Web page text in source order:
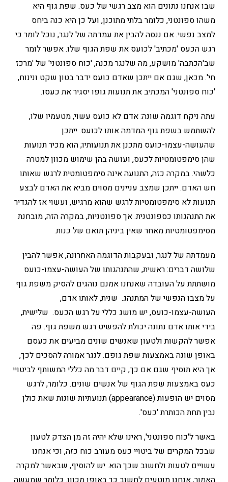
שבו אנחנו נתונים הוא מצב רגשי של כעס. שפת גוף היא
משהו ספונטני, כלומר בלתי מתוכנן, ועל כן היא כנה ביחס
למצב נפשי. אם ננסה להבין את עמדתה של לנגר, נוכל לומר כי
רגש הכעס 'מכתיב' לכועס את שפת הגוף שלו. אפשר לומר
שב'הכתבה' מושקע, מה שלנגר מכנה, 'כוח ספונטני' של 'מרכז
חי'. מכאן, שגם אם ייתכן שאדם כועס ידבר בטון שקט ונינוח,
'כוח ספונטני' המכתיב את תנועות גופו יסגיר את כעסו.
עתה ניקח דוגמה שונה: אדם לא כועס עשוי, מטעמיו שלו,
להשתמש בשפת גוף המדמה אותו לכועס. ייתכן
שהעושה-עצמו-כועס מתכנן את תנועותיו; הוא מכיר תנועות
שהן סימפטומטיות לכעס, ועושה בהן שימוש מכוון למטרה
כלשהי. במקרה כזה, התנועה אינה סימפטומטית לרגש שאותו
חש האדם. ייתכן שמצב עניינים מסוים מביא את האדם לבצע
תנועות לא סימפטומטיות לרגש שהוא מרגיש, ועשוי אז להגדיר
את התנהגותו כספונטנית. אך ספונטניות, במקרה הזה, מובחנת
מסימפטומטיות מאחר שאין ביניהן תואם של כנות.
מעמדתה של לנגר, ובעקבות הדוגמה האחרונה, אפשר להבין
שלושה דברים: ראשית, שהתנהגותו של העושה-עצמו-כועס
מושתתת על העובדה שאנחנו אמנם נוהגים להסיק משפת גוף
על מצבו הנפשי של המתנהג. שנית, לאותו אדם,
העושה-עצמו-כועס, יש מושג כללי על רגש הכעס. שלישית,
בידי אותו אדם נתונה יכולת להפשיט רגש משפת גוף. פה
אפשר להקשות ולטעון שאנשים שונים מביעים את כעסם
באופן שונה באמצעות שפת גופם. לנגר אמורה להסכים לכך,
אך היא תוסיף שגם אם כך, קיים דבר מה כללי המשותף לביטויי
כעס באמצעות שפת הגוף של אנשים שונים. כלומר, לרגש
מסוים יש הופעות (appearance) תנועתיות שונות שאת כולן
נבין תחת הכותרת 'כעס'.
באשר ל'כוח ספונטני', ראינו שלא יהיה זה מן הצדק לטעון
שבכל המקרים של ביטויי כעס מעורב כוח כזה, וכי אנחנו
עשויים לטעות ולחשוב שכך הוא. יש להוסיף, שבאשר למקרה